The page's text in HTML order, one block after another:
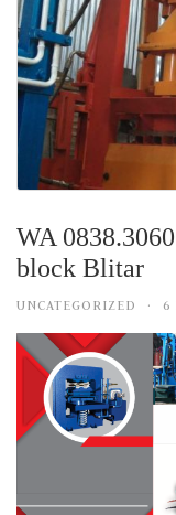
WA
block Blitar
UNCATEGORIZED · 6